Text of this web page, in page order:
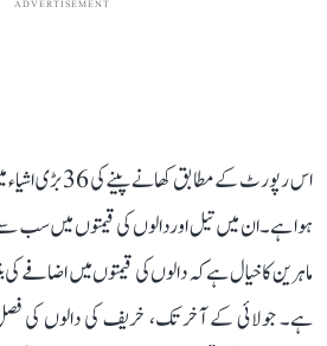
ADVERTISEMENT
ہوا ہے۔ ان میں تیل اور دالوں کی قیمتوں میں
ماہرین کا خیال ہے کہ دالوں کی قیمتوں میں اضافے
ہے۔ جولائی کے آخر تک، خریف کی دالوں کی